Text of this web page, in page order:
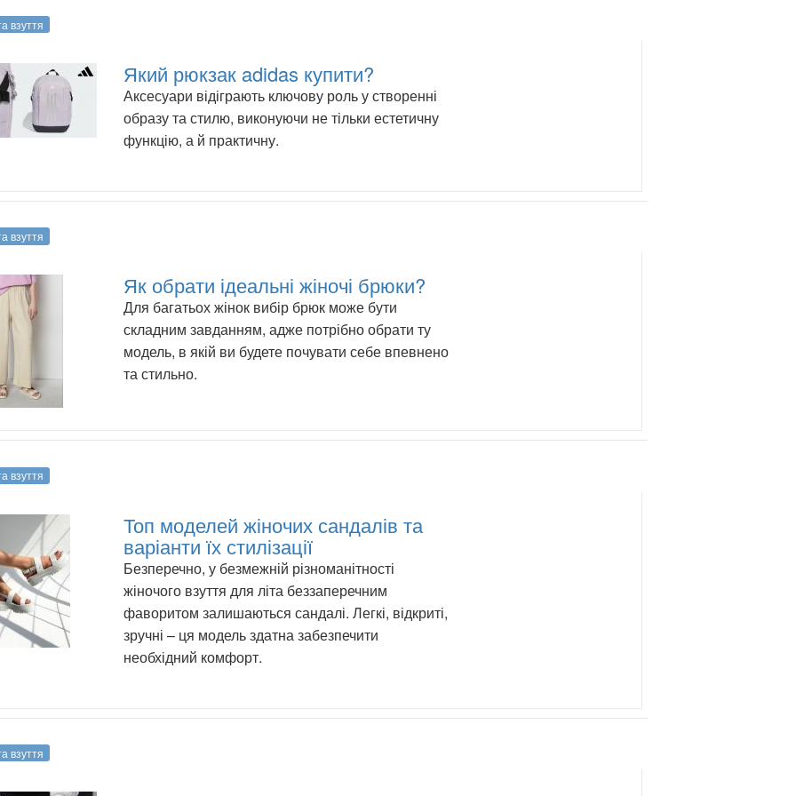
взуття
Який рюкзак adidas купити?
Аксесуари відіграють ключову роль у створенні
образу та стилю, виконуючи не тільки естетичну
функцію, а й практичну.
взуття
Як обрати ідеальні жіночі брюки?
Для багатьох жінок вибір брюк може бути
складним завданням, адже потрібно обрати ту
модель, в якій ви будете почувати себе впевнено
та стильно.
взуття
Топ моделей жіночих сандалів та
варіанти їх стилізації
Безперечно, у безмежній різноманітності
жіночого взуття для літа беззаперечним
фаворитом залишаються сандалі. Легкі, відкриті,
зручні – ця модель здатна забезпечити
необхідний комфорт.
взуття